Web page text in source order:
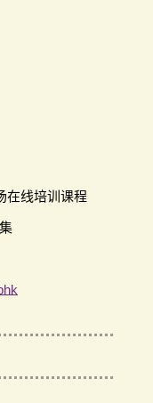
在线培训课程